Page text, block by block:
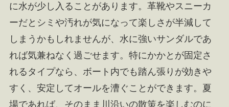
に水が少し入ることがあります。革靴やスニーカ
ーだとシミや汚れが気になって楽しさが半減して
しまうかもしれませんが、水に強いサンダルであ
れば気兼ねなく過ごせます。特にかかとが固定さ
れるタイプなら、ボート内でも踏ん張りが効きや
すく、安定してオールを漕ぐことができます。夏
場であれば、そのまま川沿いの散策を楽しむのに